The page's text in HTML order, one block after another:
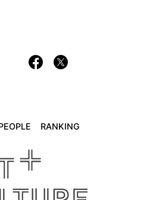
REVIEWS ARTICLES
RANKING